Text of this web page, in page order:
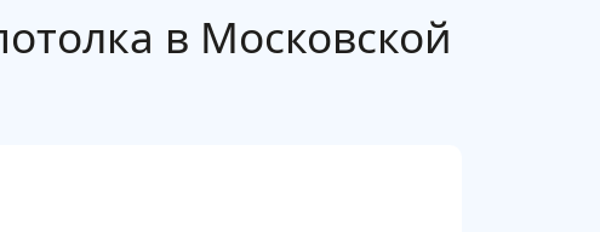
в Московской